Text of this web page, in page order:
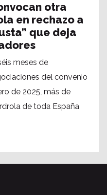
otra
en rechazo a
que deja
meses de
del convenio
de 2025, más de
de toda España